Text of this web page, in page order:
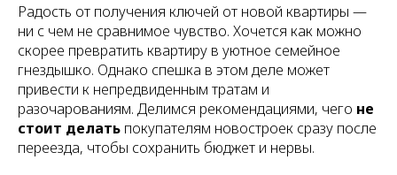
Радость от получения ключей от новой квартиры —
ни с чем не сравнимое чувство. Хочется как можно
скорее превратить квартиру в уютное семейное
гнездышко. Однако спешка в этом деле может
привести к непредвиденным тратам и
разочарованиям. Делимся рекомендациями, чего не
стоит делать покупателям новостроек сразу после
переезда, чтобы сохранить бюджет и нервы.